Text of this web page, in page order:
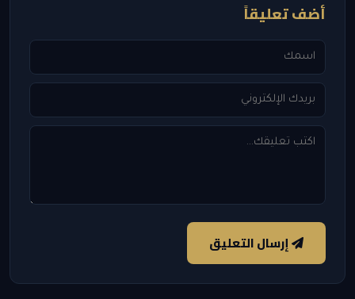
أضف تعليقاً
إرسال التعليق